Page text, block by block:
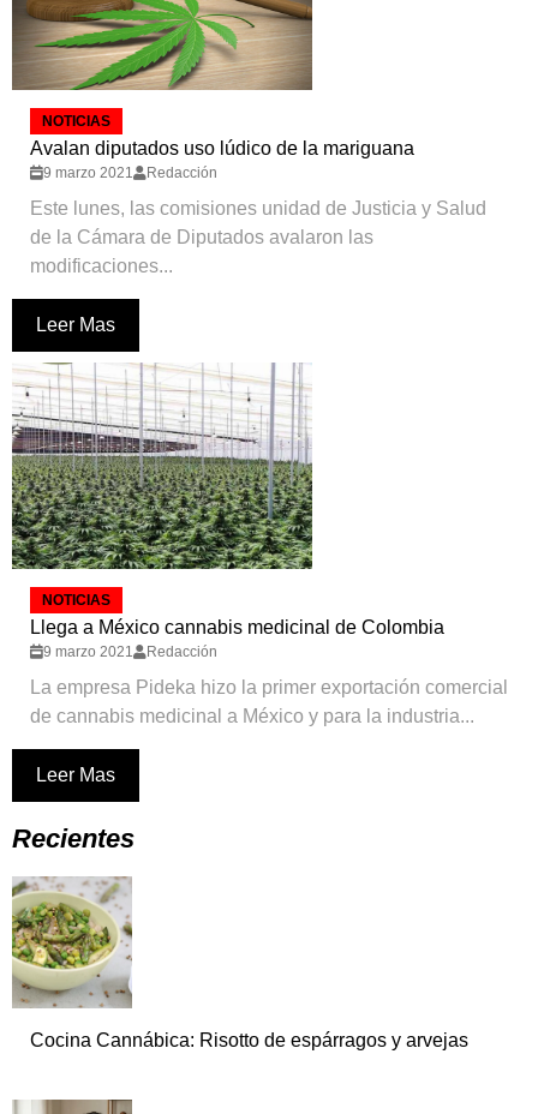
NOTICIAS
Avalan diputados uso lúdico de la mariguana
9 marzo 2021 Redacción
Este lunes, las comisiones unidad de Justicia y Salud
de la Cámara de Diputados avalaron las
modificaciones...
Leer Mas
NOTICIAS
Llega a México cannabis medicinal de Colombia
9 marzo 2021 Redacción
La empresa Pideka hizo la primer exportación comercial
de cannabis medicinal a México y para la industria...
Leer Mas
Recientes
Cocina Cannábica: Risotto de espárragos y arvejas